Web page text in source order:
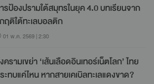
รป้องปรามใต้สมุทรในยุค 4.0 บทเรียนจาก
ฤติใต้ทะเลบอลติก
01 พ.ค. 2569 | 2:30
ครามเขย่า ‘เส้นเลือดอินเทอร์เน็ตโลก’ ไทย
ะทบแค่ไหน หากสายเคเบิลทะเลแดงขาด?